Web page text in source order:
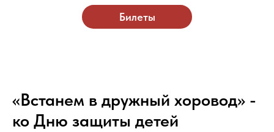
Билеты
«Встанем в дружный хоровод» -
ко Дню защиты детей